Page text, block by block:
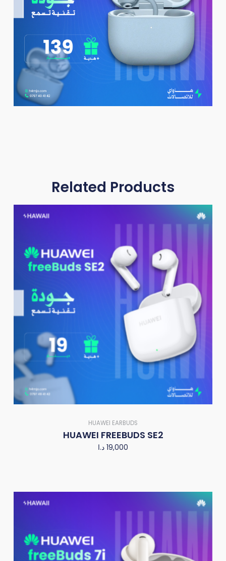
Related Products
HUAWEI EARBUDS
HUAWEI FREEBUDS SE2
19,000 د.ا